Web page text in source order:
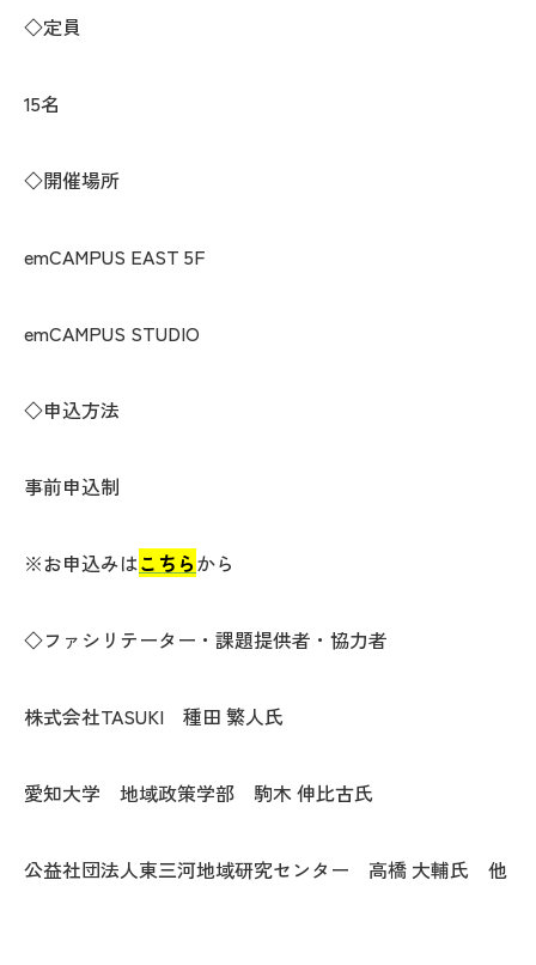
◇定員
15名
◇開催場所
emCAMPUS EAST 5F
emCAMPUS STUDIO
◇申込方法
事前申込制
※お申込みはこちらから
◇ファシリテーター・課題提供者・協力者
株式会社TASUKI 種田 繁人氏
愛知大学 地域政策学部 駒木 伸比古氏
公益社団法人東三河地域研究センター 高橋 大輔氏 他